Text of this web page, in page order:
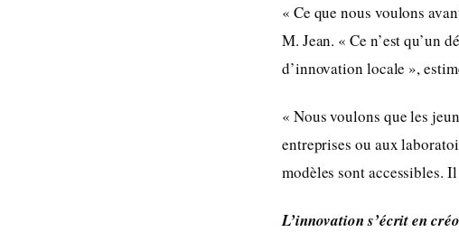
« Ce que nous voulons
M. Jean. « Ce n’est qu’un
d’innovation locale »,
« Nous voulons que les
entreprises ou aux
modèles sont accessibles.
L’innovation s’écrit en